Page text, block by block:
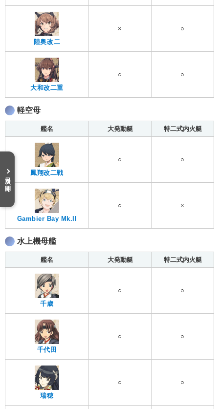
陸奥改二
× ○
大和改二重
○ ○
軽空母
艦名 大発動艇 特二式内火艇
鳳翔改二戦
○ ○
Gambier Bay Mk.II
○ ×
水上機母艦
艦名 大発動艇 特二式内火艇
千歳
○ ○
千代田
○ ○
瑞穂
○ ○
目次を開く